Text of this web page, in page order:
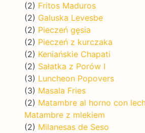
(2) Fritos Maduros
(2) Galuska Levesbe
(2) Pieczeń gęsia
(2) Pieczeń z kurczaka
(2) Keniańskie Chapati
(2) Sałatka z Porów I
(3) Luncheon Popovers
(3) Masala Fries
(2) Matambre al horno con
Matambre z mlekiem
(2) Milanesas de Seso